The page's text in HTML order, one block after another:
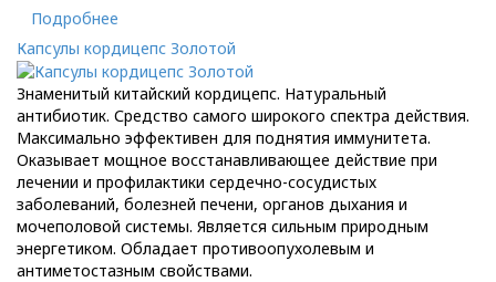
Подробнее
Капсулы кордицепс Золотой
Знаменитый китайский кордицепс. Натуральный
антибиотик. Средство самого широкого спектра действия.
Максимально эффективен для поднятия иммунитета.
Оказывает мощное восстанавливающее действие при
лечении и профилактики сердечно-сосудистых
заболеваний, болезней печени, органов дыхания и
мочеполовой системы. Является сильным природным
энергетиком. Обладает противоопухолевым и
антиметостазным свойствами.